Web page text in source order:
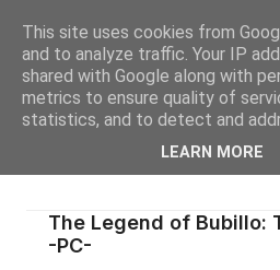
The Legend of Bubillo:
-PC-
This site uses cookies from
and to analyze traffic. Your IP
shared with Google along with
metrics to ensure quality of
statistics, and to detect and
LEARN MORE